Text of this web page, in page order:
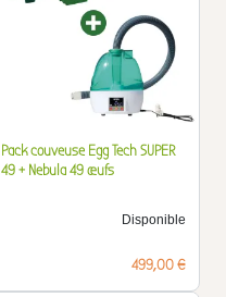
Pack couveuse Egg Tech SUPER
49 + Nebula 49 œufs
Disponible
Prix
499,00 €